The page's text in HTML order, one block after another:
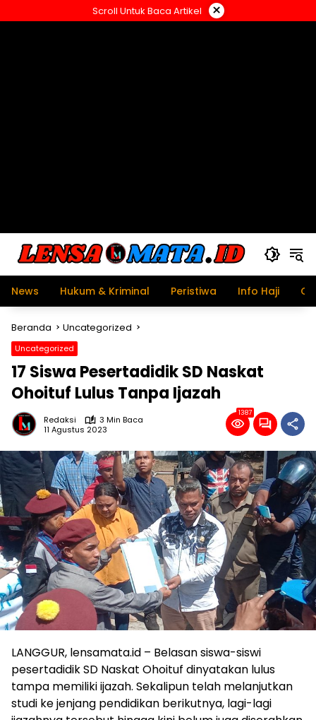
ke
Scroll Untuk Baca Artikel ×
News Hukum & Kriminal Peristiwa Info Haji
Beranda Uncategorized
Uncategorized
17 Siswa Pesertadidik SD Naskat
Ohoituf Lulus Tanpa Ijazah
Redaksi
3 Min Baca
11 Agustus 2023
1387
LANGGUR, lensamata.id – Belasan siswa-siswi
pesertadidik SD Naskat Ohoituf dinyatakan lulus
tampa memiliki ijazah. Sekalipun telah melanjutkan
studi ke jenjang pendidikan berikutnya, lagi-lagi